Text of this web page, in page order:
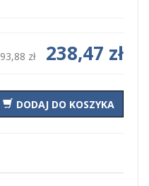
zł 238,47 zł
DODAJ DO KOSZYKA